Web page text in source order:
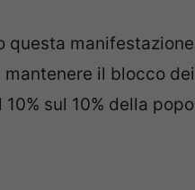
questa
il blocco
sul 10% della